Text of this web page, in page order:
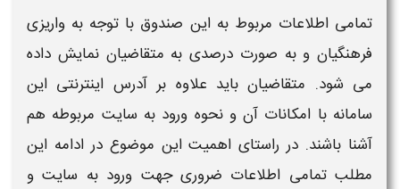
تمامی اطلاعات مربوط به این صندوق با توجه به واریزی
فرهنگیان و به صورت درصدی به متقاضیان نمایش داده
می شود. متقاضیان باید علاوه بر آدرس اینترنتی این
سامانهبا امکانات آن و نحوه ورود به سایت مربوطه هم
آشنا باشند. در راستای اهمیت این موضوع در ادامه این
مطلب تمامی اطلاعات ضروری جهت ورود به سایتو